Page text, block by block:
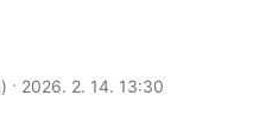
2026. 2. 14. 13:30